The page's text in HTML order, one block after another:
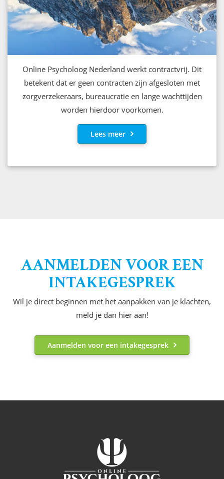
Online Psycholoog Nederland werkt contractvrij. Dit
betekent dat er geen contracten zijn afgesloten met
zorgverzekeraars, bureaucratie en lange wachttijden
worden hierdoor voorkomen.
Lees meer
AANMELDEN VOOR EEN
INTAKEGESPREK
Wil je direct beginnen met het aanpakken van je klachten,
meld je dan hier aan!
Aanmelden voor een intakegesprek